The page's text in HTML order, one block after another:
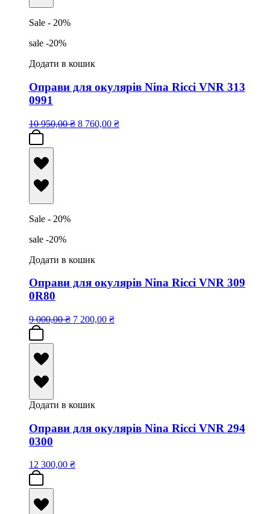
Sale - 20%
sale -20%
Додати в кошик
Оправи для окулярів Nina Ricci VNR 313
0991
10 950,00₴ 8 760,00 ₴
Sale - 20%
sale -20%
Додати в кошик
Оправи для окулярів Nina Ricci VNR 309
0R80
9 000,00₴ 7 200,00 ₴
Додати в кошик
Оправи для окулярів Nina Ricci VNR 294
0300
12 300,00 ₴